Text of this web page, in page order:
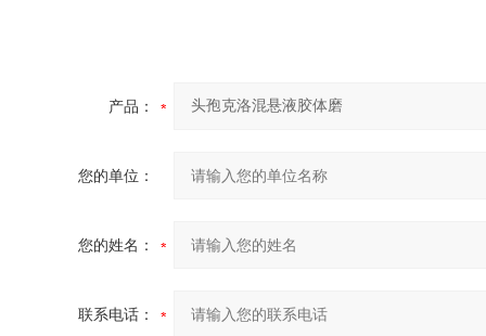
产品：
您的单位：
您的姓名：
联系电话：